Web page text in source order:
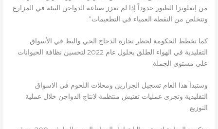
من إنفلونزا الطيور حدوداً إذا لم تعزز صناعة الدواجن البيئة في المزارع
وتتخلص من النقطة العمياء في التطعيمات”.
كما تخطط الحكومة لحظر تجارة الدجاج الحي والبط في الأسواق
التقليدية في الهواء الطلق بحلول عام 2022 لتحسين نظافة الحيوانات
على مستوى الجملة.
وستبدأ هذا العام تسجيل الجزارين ومحلات اللحوم فى الاسواق
التقليدية وتجرى عمليات تفتيش منتظمة لانتاج الدواجن خلال عملية
التوزيع .